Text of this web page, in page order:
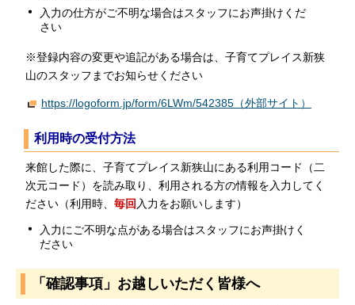
入力の仕方がご不明な場合はスタッフにお声掛けくだ
さい
※登録内容の変更や追記がある場合は、子育てプレイス新狭
山のスタッフまでお知らせください
https://logoform.jp/form/6LWm/542385（外部サイト）
利用時の受付方法
来館した際に、子育てプレイス新狭山にある利用コード（二
次元コード）を読み取り、利用される方の情報を入力してく
ださい（利用時、 毎回 入力をお願いします）
入力にご不明な点がある場合はスタッフにお声掛けく
ださい
「確認事項」お越しいただく皆様へ